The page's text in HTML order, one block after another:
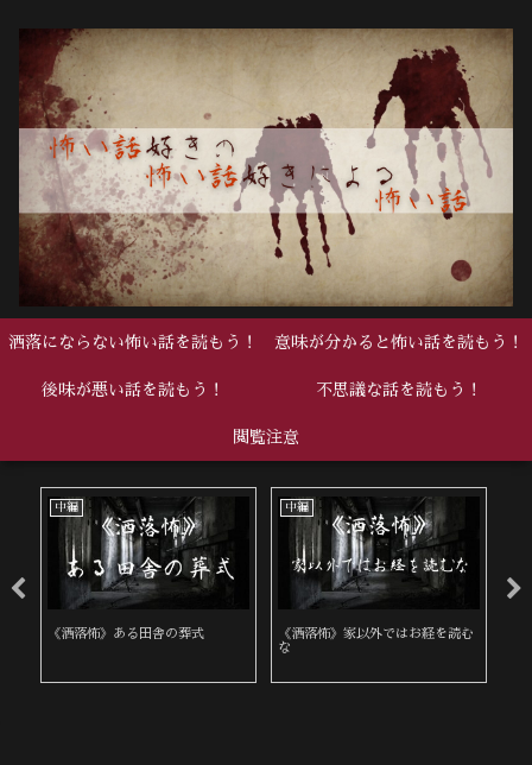
洒落にならない怖い話を読もう！ 意味が分かると怖い話を読もう！
後味が悪い話を読もう！ 不思議な話を読もう！
閲覧注意
中編
《洒落怖》ある田舎の葬式
中編
《洒落怖》家以外ではお経を読む
な